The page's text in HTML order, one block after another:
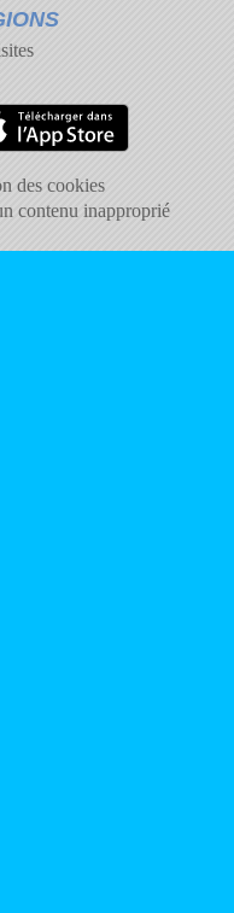
des cookies
contenu inapproprié